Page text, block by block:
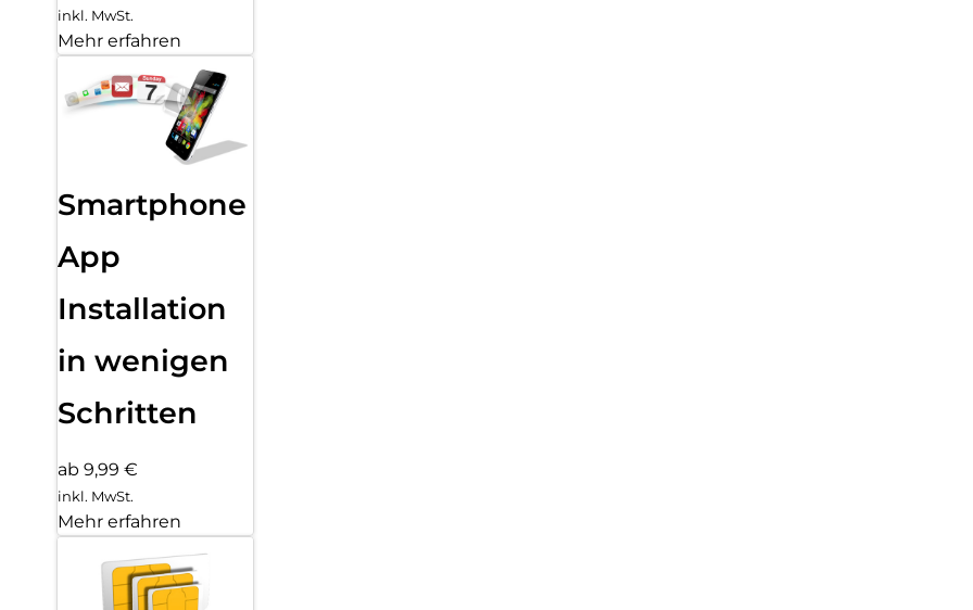
inkl. MwSt.
Mehr erfahren
Smartphone
App
Installation
in wenigen
Schritten
ab 9,99 €
inkl. MwSt.
Mehr erfahren